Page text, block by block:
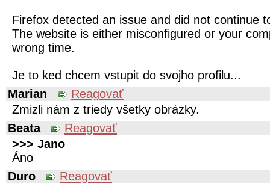
Firefox detected an issue and did not continue
The website is either misconfigured or your
wrong time.
Je to ked chcem vstupit do svojho profilu...
Marian
Reagovať
Zmizli nám z triedy všetky obrázky.
Beata
Reagovať
>>> Jano
Áno
Duro
Reagovať